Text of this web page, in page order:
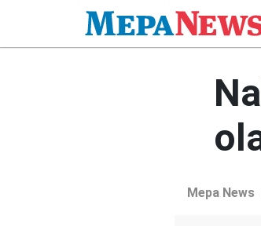
Mepa News